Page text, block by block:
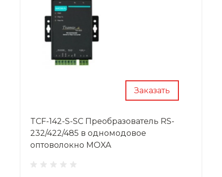
Заказать
TCF-142-S-SC Преобразователь RS-
232/422/485 в одномодовое
оптоволокно MOXA